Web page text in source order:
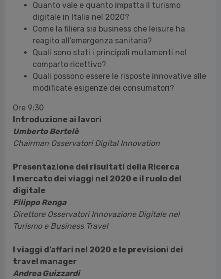
Quanto vale e quanto impatta il turismo
digitale in Italia nel 2020?
Come la filiera sia business che leisure ha
reagito all’emergenza sanitaria?
Quali sono stati i principali mutamenti nel
comparto ricettivo?
Quali possono essere le risposte innovative alle
modificate esigenze dei consumatori?
Ore 9:30
Introduzione ai lavori
Umberto Bertelè
Chairman Osservatori Digital Innovation
Presentazione dei risultati della Ricerca
l mercato dei viaggi nel 2020 e il ruolo del
digitale
Filippo Renga
Direttore Osservatori Innovazione Digitale nel
Turismo e Business Travel
I viaggi d’affari nel 2020 e le previsioni dei
travel manager
Andrea Guizzardi